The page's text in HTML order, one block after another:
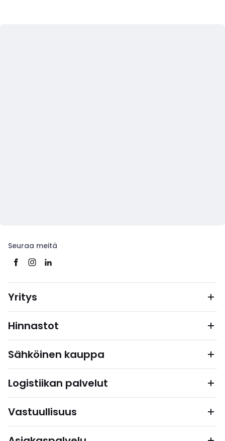
Seuraa meitä
Yritys
Hinnastot
Sähköinen kauppa
Logistiikan palvelut
Vastuullisuus